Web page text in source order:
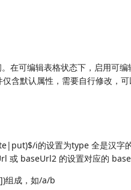
在可编辑表格状态下，启用可
含默认属性，需要自行修改，
i的设置为type 全是汉字
或 baseUrl2 的设置对应的
组成，如/a/b